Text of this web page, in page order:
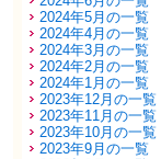
2024年5月の一覧
2024年4月の一覧
2024年3月の一覧
2024年2月の一覧
2024年1月の一覧
2023年12月の一覧
2023年11月の一覧
2023年10月の一覧
2023年9月の一覧